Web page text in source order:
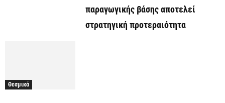
παραγωγικής βάσης αποτελεί
στρατηγική προτεραιότητα
Θεσμικά